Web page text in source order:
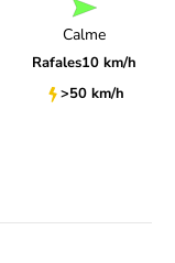
Calme
Rafales10 km/h
>50 km/h